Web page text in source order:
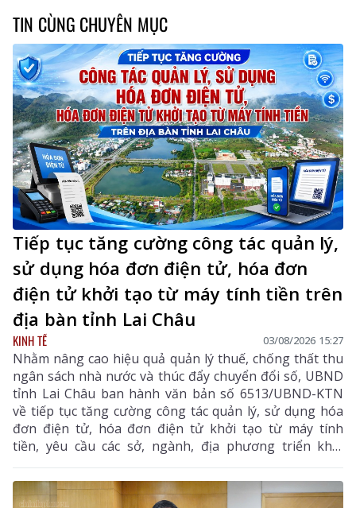
TIN CÙNG CHUYÊN MỤC
Tiếp tục tăng cường công tác quản lý,
sử dụng hóa đơn điện tử, hóa đơn
điện tử khởi tạo từ máy tính tiền trên
địa bàn tỉnh Lai Châu
KINH TẾ 03/08/2026 15:27
Nhằm nâng cao hiệu quả quản lý thuế, chống thất thu
ngân sách nhà nước và thúc đẩy chuyển đổi số, UBND
tỉnh Lai Châu ban hành văn bản số 6513/UBND-KTN
về tiếp tục tăng cường công tác quản lý, sử dụng hóa
đơn điện tử, hóa đơn điện tử khởi tạo từ máy tính
tiền, yêu cầu các sở, ngành, địa phương triển khai
đồng bộ các giải pháp nhằm nâng cao hiệu quả quản
lý thuế, chống thất thu ngân sách và thúc đẩy chuyển
đổi số trên địa bàn tỉnh.